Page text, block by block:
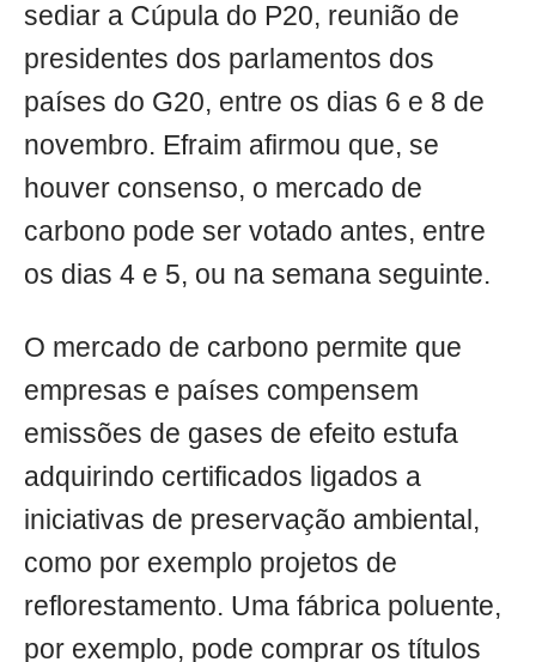
sediar a Cúpula do P20, reunião de
presidentes dos parlamentos dos
países do G20, entre os dias 6 e 8 de
novembro. Efraim afirmou que, se
houver consenso, o mercado de
carbono pode ser votado antes, entre
os dias 4 e 5, ou na semana seguinte.
O mercado de carbono permite que
empresas e países compensem
emissões de gases de efeito estufa
adquirindo certificados ligados a
iniciativas de preservação ambiental,
como por exemplo projetos de
reflorestamento. Uma fábrica poluente,
por exemplo, pode comprar os títulos